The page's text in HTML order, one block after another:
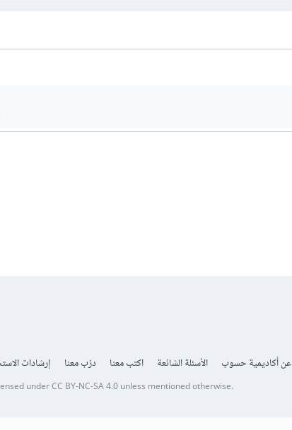
عن أكاديمية حسوب الأسئلة الشائعة اكتب معنا درّب معنا إرشادات
underCC BY-NC-SA 4.0unless mentioned otherwise.